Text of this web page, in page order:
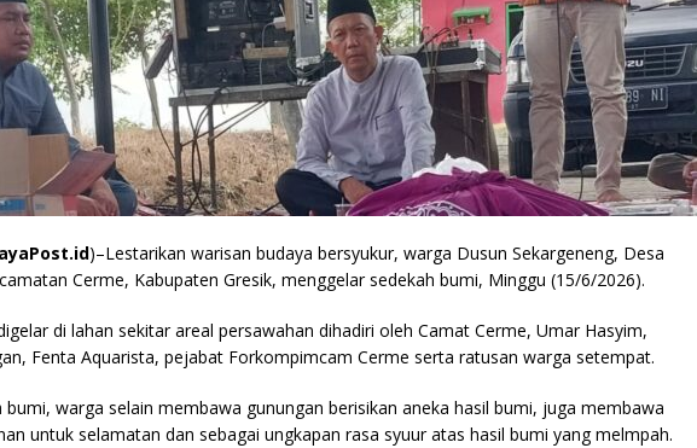
)–Lestarikan warisan budaya bersyukur, warga Dusun Sekargeneng, Desa
Cerme, Kabupaten Gresik, menggelar sedekah bumi, Minggu (15/6/2026).
di lahan sekitar areal persawahan dihadiri oleh Camat Cerme, Umar Hasyim,
Fenta Aquarista, pejabat Forkompimcam Cerme serta ratusan warga setempat.
bumi, warga selain membawa gunungan berisikan aneka hasil bumi, juga membawa
untuk selamatan dan sebagai ungkapan rasa syuur atas hasil bumi yang melmpah.